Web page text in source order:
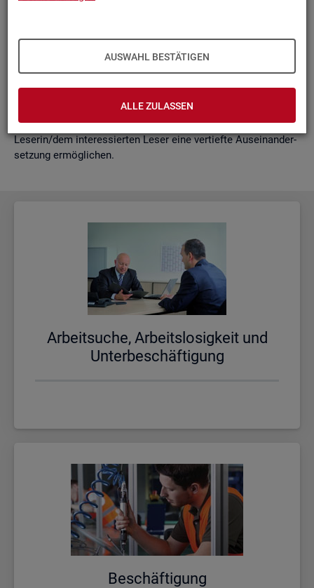
AUSWAHL BESTÄTIGEN
ALLE ZULASSEN
sam­men­ge­fasst. Damit ent­steht ein klei­nes Nach­schla­ge­
werk zu zen­tra­len Be­grif­fen und Fra­ge­stel­lun­gen der Ar­beits­
markt- und Grund­si­che­rungs­sta­tis­tik. Dabei wer­den diese Be­
grif­fe in kur­zer Form er­klärt und immer auch mit wei­ter­füh­
ren­den In­for­ma­ti­ons­quel­len ver­bun­den, die der in­ter­es­sier­ten
Le­se­rin/dem in­ter­es­sier­ten Leser eine ver­tief­te Aus­ein­an­der­
set­zung er­mög­li­chen.
Ar­beit­su­che, Ar­beits­lo­sig­keit und
Un­ter­be­schäf­ti­gung
Be­schäf­ti­gung